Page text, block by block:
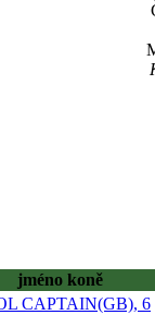
jméno koně
CAPTAIN(GB), 6